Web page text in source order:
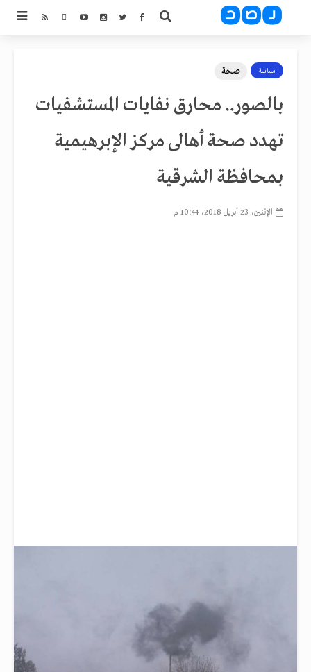
سياسة صحة
بالصور.. محارق نفايات المستشفيات
تهدد صحة أهالى مركز الإبرهيمية
بمحافظة الشرقية
الإثنين، 23 أبريل 2018، 10:44 م